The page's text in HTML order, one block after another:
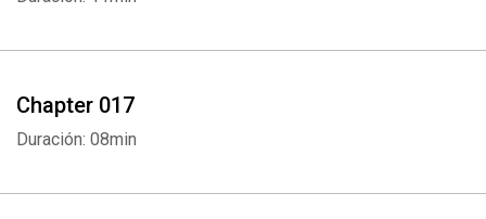
Chapter 017
Duración: 08min